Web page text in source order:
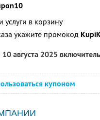
в корзину
укажите промокод
августа 2025
купоном